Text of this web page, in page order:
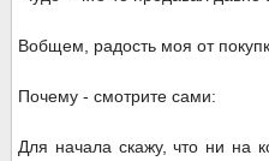
Вобщем, радость моя от
Почему - смотрите сами:
Для начала скажу, что ни на